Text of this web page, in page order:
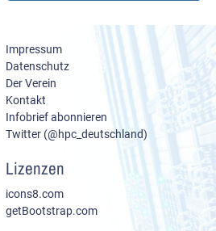
Impressum
Datenschutz
Der Verein
Kontakt
Infobrief abonnieren
Twitter (@hpc_deutschland)
Lizenzen
icons8.com
getBootstrap.com